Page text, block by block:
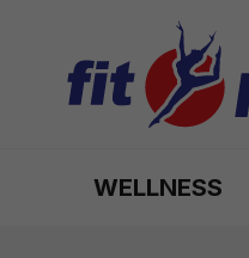
WELLNESS